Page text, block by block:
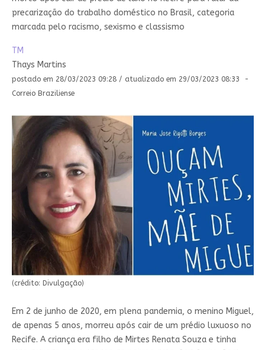
precarização do trabalho doméstico no Brasil, categoria
marcada pelo racismo, sexismo e classismo
TM
Thays Martins
postado em 28/03/2023 09:28 / atualizado em 29/03/2023 08:33 -
Correio Braziliense
(crédito: Divulgação)
Em 2 de junho de 2020, em plena pandemia, o menino Miguel,
de apenas 5 anos, morreu após cair de um prédio luxuoso no
Recife. A criança era filho de Mirtes Renata Souza e tinha